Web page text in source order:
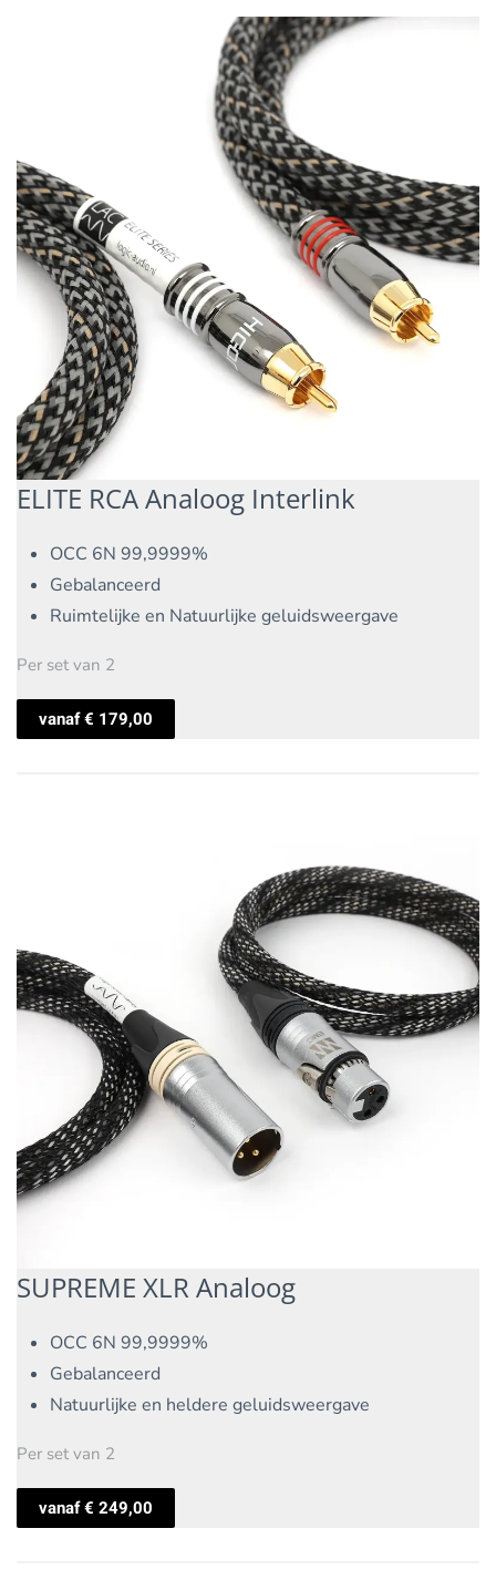
ELITE RCA Analoog Interlink
OCC 6N 99,9999%
Gebalanceerd
Ruimtelijke en Natuurlijke geluidsweergave
Per set van 2
vanaf€ 179,00
SUPREME XLR Analoog
OCC 6N 99,9999%
Gebalanceerd
Natuurlijke en heldere geluidsweergave
Per set van 2
vanaf€ 249,00